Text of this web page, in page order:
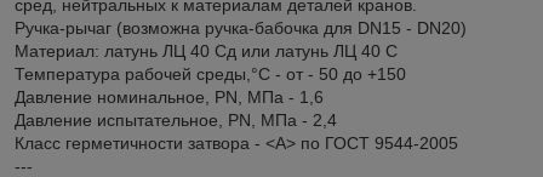
сред, нейтральных к материалам деталей кранов.
Ручка-рычаг (возможна ручка-бабочка для DN15 - DN20)
Материал: латунь ЛЦ 40 Сд или латунь ЛЦ 40 С
Температура рабочей среды,°С - от - 50 до +150
Давление номинальное, PN, МПа - 1,6
Давление испытательное, PN, МПа - 2,4
Класс герметичности затвора - <А> по ГОСТ 9544-2005
---